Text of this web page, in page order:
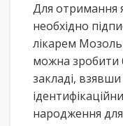
Для отримання
необхідно
лікарем
можна зробити
закладі,
народження для